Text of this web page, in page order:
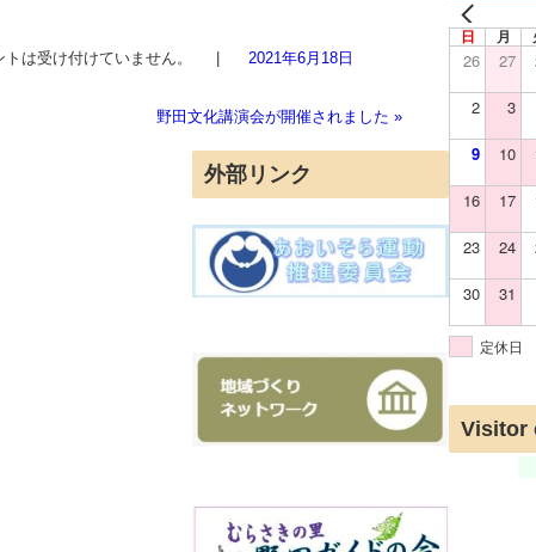
は受け付けていません。 2021年6月18日
野田文化講演会が開催されました»
日 月
26 27
2 3
9 10
16 17
23 24
30 31
定休日
Visitor
外部リンク